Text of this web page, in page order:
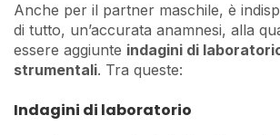
Anche per il partner maschile, è
di tutto, un’accurata anamnesi, alla
essere aggiunte indagini di
strumentali. Tra queste:
Indagini di laboratorio